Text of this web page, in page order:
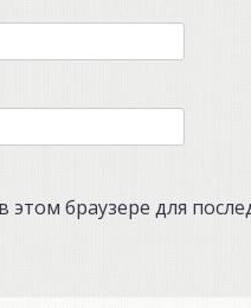
этом браузере для